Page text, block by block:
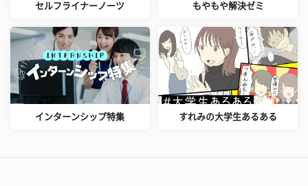
セルフライナーノーツ もやもや解決ゼミ
インターンシップ特集 すれみの大学生あるある